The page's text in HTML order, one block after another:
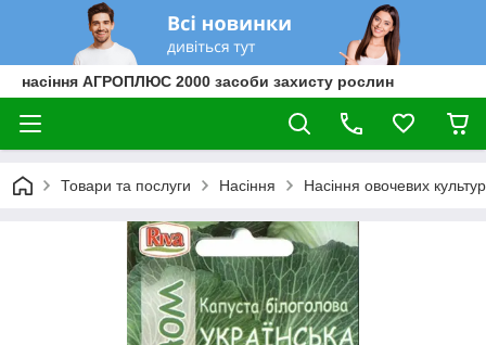
насіння АГРОПЛЮС 2000 засоби захисту рослин
Товари та послуги Насіння Насіння овочевих культур